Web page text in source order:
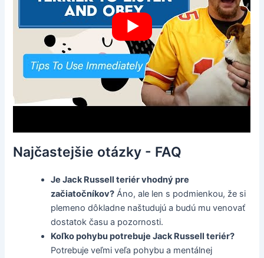
Najčastejšie otázky - FAQ
Je Jack Russell teriér vhodný pre
začiatočníkov? Áno, ale len s podmienkou, že si
plemeno dôkladne naštudujú a budú mu venovať
dostatok času a pozornosti.
Koľko pohybu potrebuje Jack Russell teriér?
Potrebuje veľmi veľa pohybu a mentálnej